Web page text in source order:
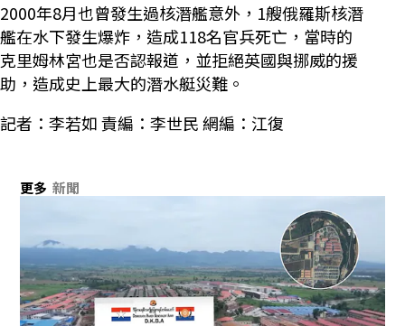
2000年8月也曾發生過核潛艦意外，1艘俄羅斯核潛
艦在水下發生爆炸，造成118名官兵死亡，當時的
克里姆林宮也是否認報道，並拒絕英國與挪威的援
助，造成史上最大的潛水艇災難。
記者：李若如 責編：李世民 網編：江復
更多 新聞